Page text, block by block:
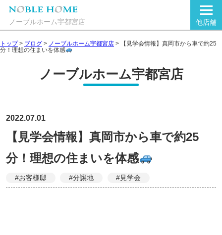
ノーブルホーム宇都宮店 他店舗
トップ> ブログ > ノーブルホーム宇都宮店 >
【見学会情報】真岡市から車で約25
分！理想の住まいを体感
ノーブルホーム宇都宮店
2022.07.01
【見学会情報】真岡市から車で約25
分！理想の住まいを体感
#お客様邸 #分譲地 #見学会